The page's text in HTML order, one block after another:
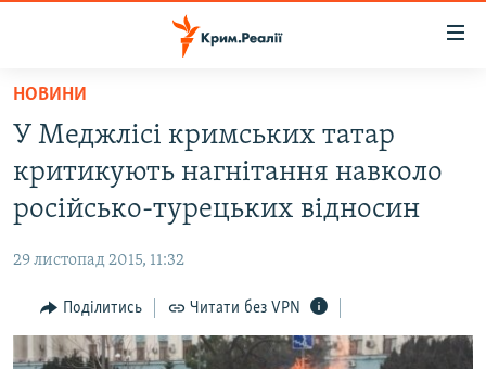
Перейти
основного
матеріалу
Перейти
до
основної
Перейти
до
пошуку
ВОДА.КРИМ
ВІДЕО ТА ФОТО
БЛОГИ
ПОГЛЯД
ІНТЕРВ'Ю
НОВИНИ
У Меджлісі кримських татар
критикують нагнітання навколо
російсько-турецьких відносин
29 листопад 2015, 11:32
Поділитись Читати без VPN